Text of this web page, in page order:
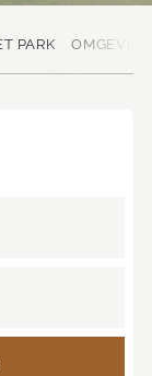
PARK OMGEVING